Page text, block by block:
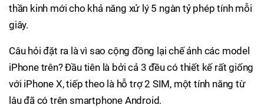
thần kinh mới cho khả năng xử lý 5 ngàn tỷ phép tính mỗi
giây.
Câu hỏi đặt ra là vì sao cộng đồng lại chế ảnh các model
iPhone trên? Đầu tiên là bởi cả 3 đều có thiết kế rất giống
với iPhone X, tiếp theo là hỗ trợ 2 SIM, một tính năng từ
lâu đã có trên smartphone Android.